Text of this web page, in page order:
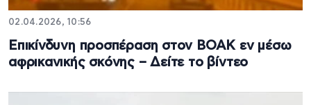
02.04.2026, 10:56
Eπικίνδυνη προσπέραση στον ΒΟΑΚ εν μέσω
αφρικανικής σκόνης – Δείτε το βίντεο